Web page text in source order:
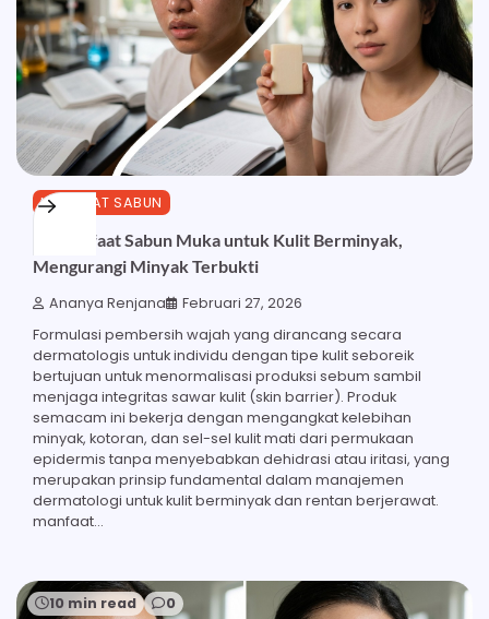
MANFAAT SABUN
27 Manfaat Sabun Muka untuk Kulit Berminyak,
Mengurangi Minyak Terbukti
Ananya Renjana Februari 27, 2026
Formulasi pembersih wajah yang dirancang secara
dermatologis untuk individu dengan tipe kulit seboreik
bertujuan untuk menormalisasi produksi sebum sambil
menjaga integritas sawar kulit (skin barrier). Produk
semacam ini bekerja dengan mengangkat kelebihan
minyak, kotoran, dan sel-sel kulit mati dari permukaan
epidermis tanpa menyebabkan dehidrasi atau iritasi, yang
merupakan prinsip fundamental dalam manajemen
dermatologi untuk kulit berminyak dan rentan berjerawat.
manfaat…
10 min read 0